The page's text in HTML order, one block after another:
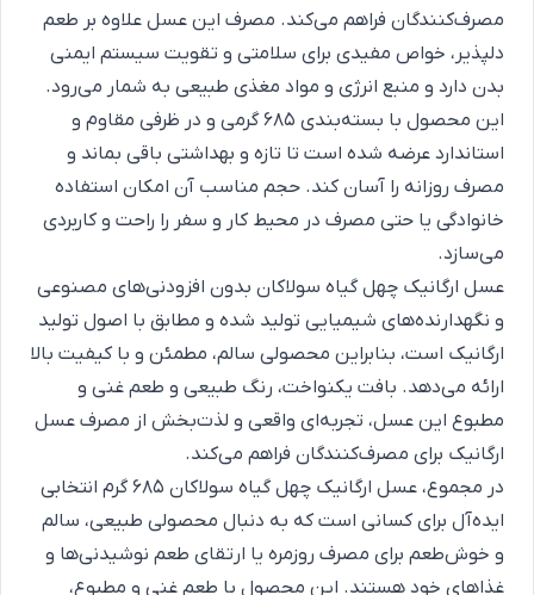
مصرف‌کنندگان فراهم می‌کند. مصرف این عسل علاوه بر طعم
دلپذیر، خواص مفیدی برای سلامتی و تقویت سیستم ایمنی
بدن دارد و منبع انرژی و مواد مغذی طبیعی به شمار می‌رود.
این محصول با بسته‌بندی 685 گرمی و در ظرفی مقاوم و
استاندارد عرضه شده است تا تازه و بهداشتی باقی بماند و
مصرف روزانه را آسان کند. حجم مناسب آن امکان استفاده
خانوادگی یا حتی مصرف در محیط کار و سفر را راحت و کاربردی
می‌سازد.
عسل ارگانیک چهل گیاه سولاکان بدون افزودنی‌های مصنوعی
و نگهدارنده‌های شیمیایی تولید شده و مطابق با اصول تولید
ارگانیک است، بنابراین محصولی سالم، مطمئن و با کیفیت بالا
ارائه می‌دهد. بافت یکنواخت، رنگ طبیعی و طعم غنی و
مطبوع این عسل، تجربه‌ای واقعی و لذت‌بخش از مصرف عسل
ارگانیک برای مصرف‌کنندگان فراهم می‌کند.
در مجموع، عسل ارگانیک چهل گیاه سولاکان 685 گرم انتخابی
ایده‌آل برای کسانی است که به دنبال محصولی طبیعی، سالم
و خوش‌طعم برای مصرف روزمره یا ارتقای طعم نوشیدنی‌ها و
غذاهای خود هستند. این محصول با طعم غنی و مطبوع،